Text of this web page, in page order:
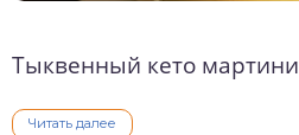
Тыквенный кето мартини
Читать далее